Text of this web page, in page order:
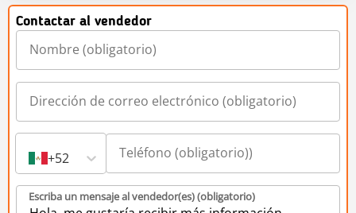
Contactar al vendedor
+52
Escriba un mensaje al vendedor(es) (obligatorio)